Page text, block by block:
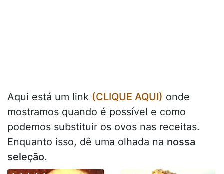
Aqui está um link (CLIQUE AQUI) onde
mostramos quando é possível e como
podemos substituir os ovos nas receitas.
Enquanto isso, dê uma olhada na nossa
seleção.